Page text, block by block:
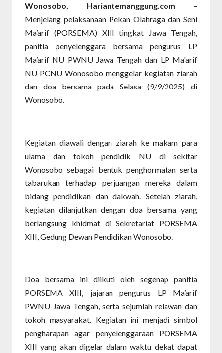
Wonosobo, Hariantemanggung.com –
Menjelang pelaksanaan Pekan Olahraga dan Seni
Ma’arif (PORSEMA) XIII tingkat Jawa Tengah,
panitia penyelenggara bersama pengurus LP
Ma’arif NU PWNU Jawa Tengah dan LP Ma'arif
NU PCNU Wonosobo menggelar kegiatan ziarah
dan doa bersama pada Selasa (9/9/2025) di
Wonosobo.
Kegiatan diawali dengan ziarah ke makam para
ulama dan tokoh pendidik NU di sekitar
Wonosobo sebagai bentuk penghormatan serta
tabarukan terhadap perjuangan mereka dalam
bidang pendidikan dan dakwah. Setelah ziarah,
kegiatan dilanjutkan dengan doa bersama yang
berlangsung khidmat di Sekretariat PORSEMA
XIII, Gedung Dewan Pendidikan Wonosobo.
Doa bersama ini diikuti oleh segenap panitia
PORSEMA XIII, jajaran pengurus LP Ma’arif
PWNU Jawa Tengah, serta sejumlah relawan dan
tokoh masyarakat. Kegiatan ini menjadi simbol
pengharapan agar penyelenggaraan PORSEMA
XIII yang akan digelar dalam waktu dekat dapat